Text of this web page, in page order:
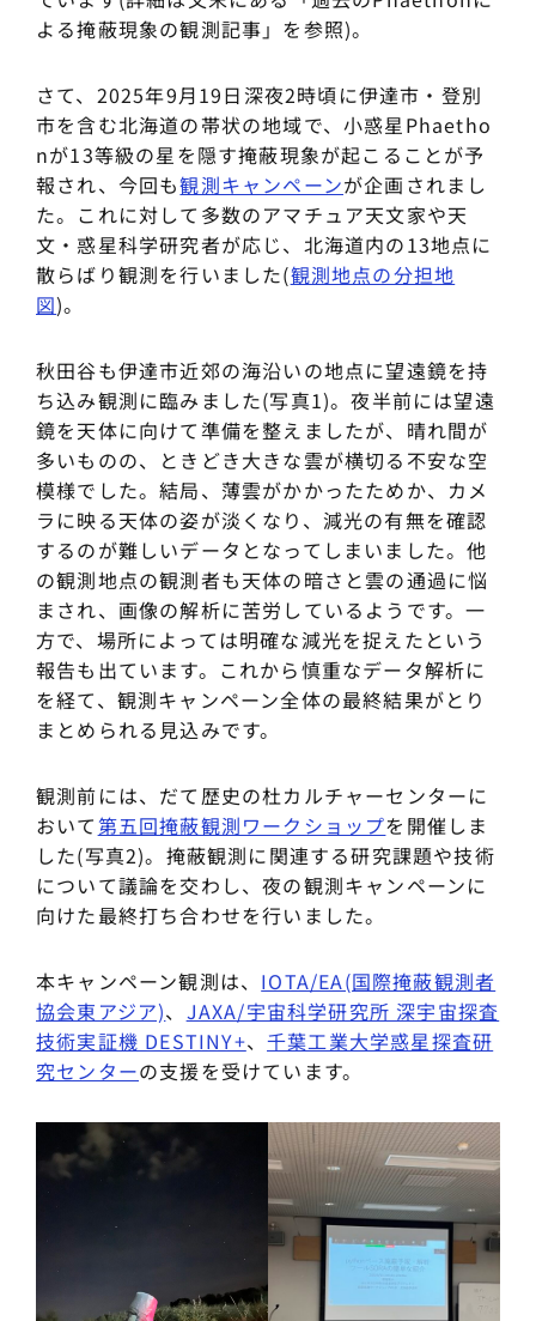
よる掩蔽現象の観測記事」を参照)。
さて、2025年9月19日深夜2時頃に伊達市・登別
市を含む北海道の帯状の地域で、小惑星Phaetho
nが13等級の星を隠す掩蔽現象が起こることが予
報され、今回も観測キャンペーンが企画されまし
た。これに対して多数のアマチュア天文家や天
文・惑星科学研究者が応じ、北海道内の13地点に
散らばり観測を行いました(観測地点の分担地
図)。
秋田谷も伊達市近郊の海沿いの地点に望遠鏡を持
ち込み観測に臨みました(写真1)。夜半前には望遠
鏡を天体に向けて準備を整えましたが、晴れ間が
多いものの、ときどき大きな雲が横切る不安な空
模様でした。結局、薄雲がかかったためか、カメ
ラに映る天体の姿が淡くなり、減光の有無を確認
するのが難しいデータとなってしまいました。他
の観測地点の観測者も天体の暗さと雲の通過に悩
まされ、画像の解析に苦労しているようです。一
方で、場所によっては明確な減光を捉えたという
報告も出ています。これから慎重なデータ解析に
を経て、観測キャンペーン全体の最終結果がとり
まとめられる見込みです。
観測前には、だて歴史の杜カルチャーセンターに
おいて​第五回掩蔽観測ワークショップを開催しま
した(写真2)。掩蔽観測に関連する研究課題や技術
について議論を交わし、夜の観測キャンペーンに
向けた最終打ち合わせを行いました。
本キャンペーン観測は、 IOTA/EA(国際掩蔽観測者
協会東アジア)、 JAXA/宇宙科学研究所 深宇宙探査
技術実証機 DESTINY+、千葉工業大学惑星探査研
究センターの支援を受けています。